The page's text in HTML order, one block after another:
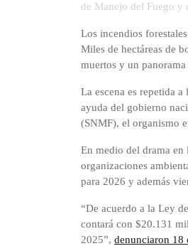
de Manejo del Fuego y
Los incendios
Miles de hectáreas de
muertos y un
La escena es repetida
ayuda del gobierno
(SNMF), el organismo
En medio del drama
organizaciones
para 2026 y además
“De acuerdo a la Ley
contará con $20.131
2025”, denunciaron 18